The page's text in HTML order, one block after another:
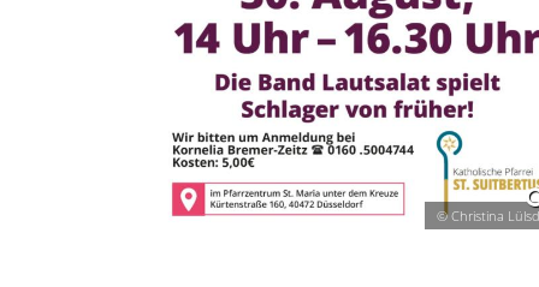
© Christina